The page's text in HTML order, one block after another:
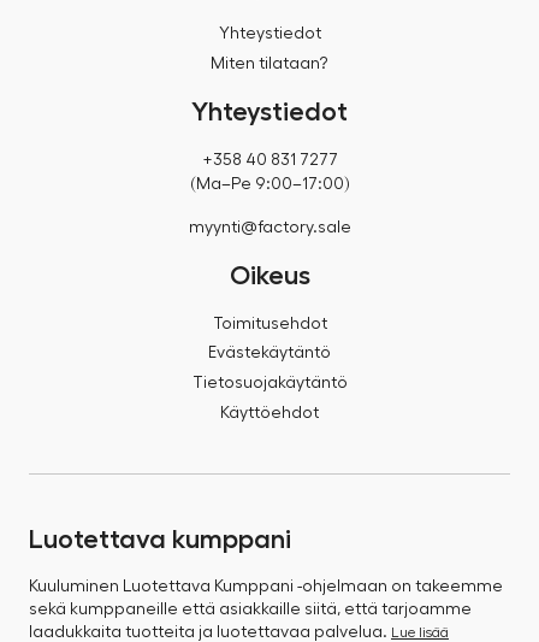
Yhteystiedot
Miten tilataan?
Yhteystiedot
+358 40 831 7277
(Ma–Pe 9:00–17:00)
myynti@factory.sale
Oikeus
Toimitusehdot
Evästekäytäntö
Tietosuojakäytäntö
Käyttöehdot
Luotettava kumppani
Kuuluminen Luotettava Kumppani -ohjelmaan on takeemme
sekä kumppaneille että asiakkaille siitä, että tarjoamme
laadukkaita tuotteita ja luotettavaa palvelua. Lue lisää